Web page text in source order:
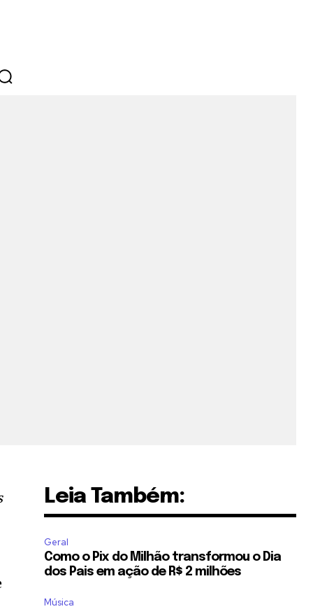
Leia Também:
Geral
Como o Pix do Milhão transformou o Dia
dos Pais em ação de R$ 2 milhões
Música